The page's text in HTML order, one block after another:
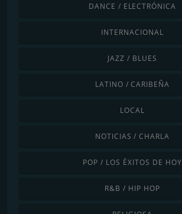
DANCE / ELECTRÓNICA
INTERNACIONAL
JAZZ / BLUES
LATINO / CARIBEÑA
LOCAL
NOTICIAS / CHARLA
POP / LOS ÉXITOS DE HOY
R&B / HIP HOP